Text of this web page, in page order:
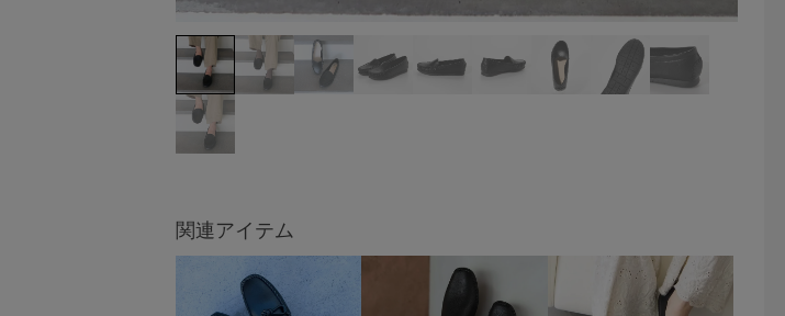
関連アイテム